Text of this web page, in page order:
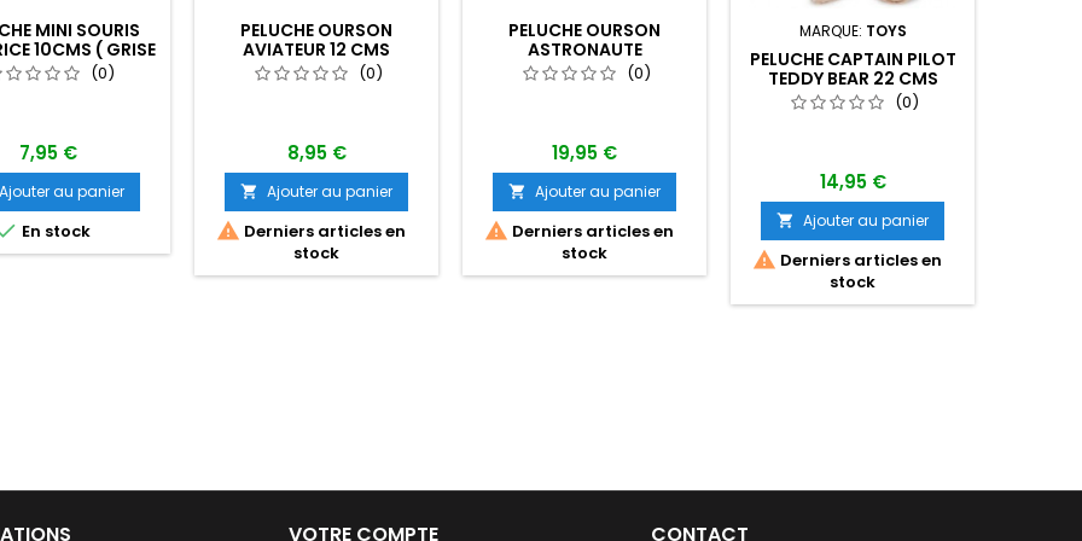
MINI SOURIS
10CMS ( GRISE
SUR LA PHOTO)
(0)
7,95 €
Ajouter au panier
En stock
PELUCHE OURSON
AVIATEUR 12 CMS
(0)
8,95 €
 Ajouter au panier
 Derniers articles en
stock
PELUCHE OURSON
ASTRONAUTE
(0)
19,95 €
 Ajouter au panier
 Derniers articles en
stock
MARQUE: TOYS
PELUCHE CAPTAIN PILOT
TEDDY BEAR 22 CMS
(0)
14,95 €
 Ajouter au panier
 Derniers articles en
stock
VOTRE COMPTE CONTACT